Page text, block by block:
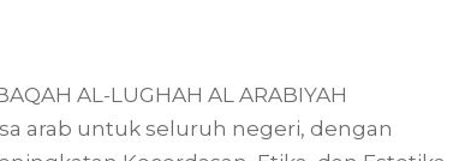
AL-LUGHAH AL ARABIYAH
arab untuk seluruh negeri, dengan